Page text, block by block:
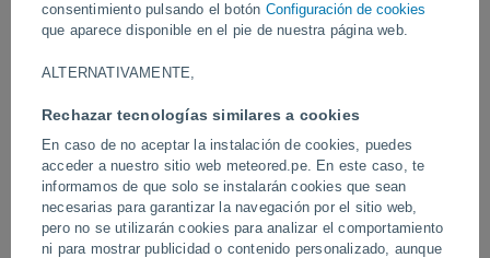
consentimiento pulsando el botón Configuración de cookies
que aparece disponible en el pie de nuestra página web.
ALTERNATIVAMENTE,
Rechazar tecnologías similares a cookies
En caso de no aceptar la instalación de cookies, puedes
acceder a nuestro sitio web meteored.pe. En este caso, te
informamos de que solo se instalarán cookies que sean
necesarias para garantizar la navegación por el sitio web,
pero no se utilizarán cookies para analizar el comportamiento
ni para mostrar publicidad o contenido personalizado, aunque
Vídeos
Hace 3 horas